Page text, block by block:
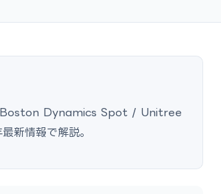
Boston Dynamics Spot / Unitree
新情報で解説。